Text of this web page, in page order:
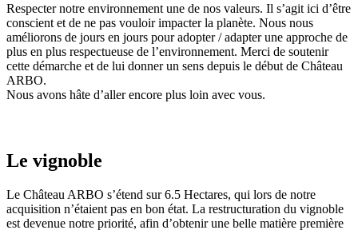
Respecter notre environnement une de nos valeurs. Il s’agit ici d’être
conscient et de ne pas vouloir impacter la planète. Nous nous
améliorons de jours en jours pour adopter / adapter une approche de
plus en plus respectueuse de l’environnement. Merci de soutenir
cette démarche et de lui donner un sens depuis le début de Château
ARBO.
Nous avons hâte d’aller encore plus loin avec vous.
Le vignoble
Le Château ARBO s’étend sur 6.5 Hectares, qui lors de notre
acquisition n’étaient pas en bon état. La restructuration du vignoble
est devenue notre priorité, afin d’obtenir une belle matière première